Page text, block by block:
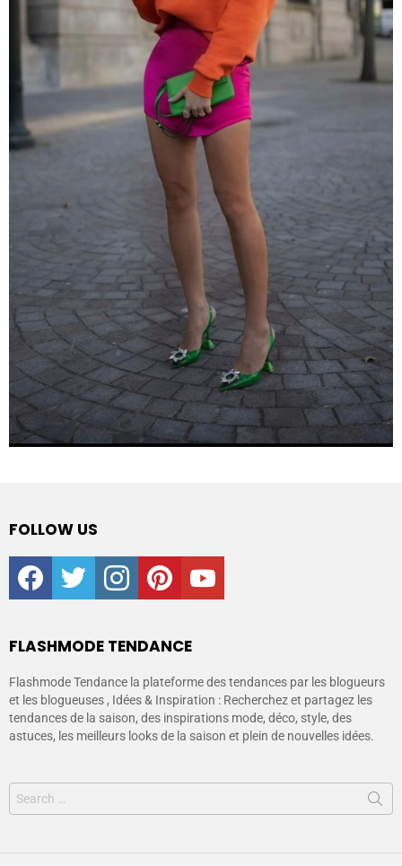
FOLLOW US
facebooktwitter instagrampinterestyoutube
FLASHMODE TENDANCE
Flashmode Tendance la plateforme des tendances par les blogueurs
et les blogueuses , Idées & Inspiration : Recherchez et partagez les
tendances de la saison, des inspirations mode, déco, style, des
astuces, les meilleurs looks de la saison et plein de nouvelles idées.